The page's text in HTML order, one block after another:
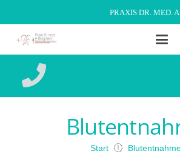
PRAXIS DR. MED.
Start